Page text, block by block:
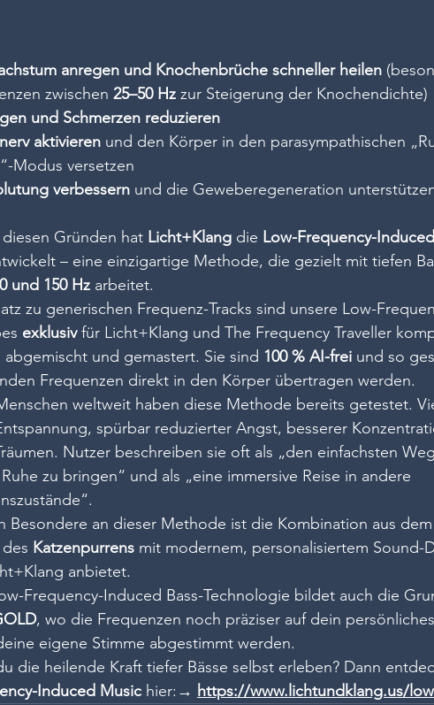
anregen und Knochenbrüche schneller heilen
zwischen 25–50 Hz zur Steigerung der Knochendichte)
und Schmerzen reduzieren
aktivieren und den Körper in den parasympathischen
Modus versetzen
verbessern und die Geweberegeneration
diesen Gründen hat Licht+Klang die Low-Frequency-
– eine einzigartige Methode, die gezielt mit tiefen
und 150 Hz arbeitet.
zu generischen Frequenz-Tracks sind unsere Low-
exklusiv für Licht+Klang und The Frequency Traveller
und gemastert. Sie sind 100 % AI-frei und so
Frequenzen direkt in den Körper übertragen werden.
weltweit haben diese Methode bereits getestet.
spürbar reduzierter Angst, besserer
Nutzer beschreiben sie oft als „den einfachsten
zu bringen“ und als „eine immersive Reise in andere
Besondere an dieser Methode ist die Kombination aus
Katzenpurrens mit modernem, personalisiertem Sound-
anbietet.
Frequency-Induced Bass-Technologie bildet auch die
, wo die Frequenzen noch präziser auf dein
eigene Stimme abgestimmt werden.
die heilende Kraft tiefer Bässe selbst erleben? Dann
Induced Music hier:→ https://www.lichtundklang.us/